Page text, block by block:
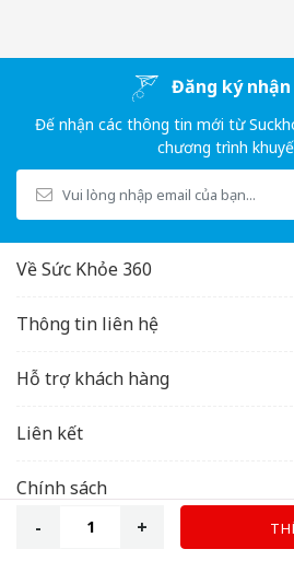
Trojan Pleasure Pack được
nhiên, có độ dày vừa phải và
giúp bao cao su có độ bền cao
da cho người sử dụng. Ngoài ra,
Đăng ký
Đế nhận các thông tin mới từ
chương trình
Về Sức Khỏe 360
Thông tin liên hệ
Hỗ trợ khách hàng
Liên kết
Chính sách
Copyright © 2026